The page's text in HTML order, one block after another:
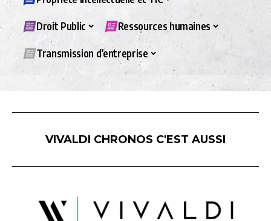
Droit Public Ressources humaines
Transmission d’entreprise
VIVALDI CHRONOS C'EST AUSSI